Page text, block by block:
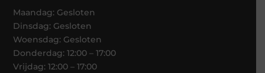
Maandag: Gesloten
Dinsdag: Gesloten
Woensdag: Gesloten
Donderdag: 12:00 – 17:00
Vrijdag: 12:00 – 17:00